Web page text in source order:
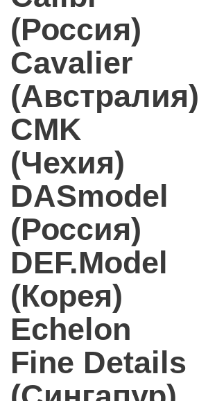
(Россия)
Cavalier
(Австралия)
CMK
(Чехия)
DASmodel
(Россия)
DEF.Model
(Корея)
Echelon
Fine Details